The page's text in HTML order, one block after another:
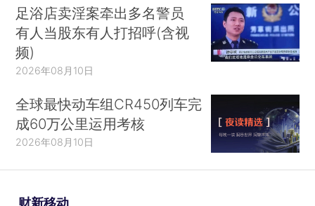
足浴店卖淫案牵出多名警员
有人当股东有人打招呼(含视
频)
2026年08月10日
全球最快动车组CR450列车完
成60万公里运用考核
2026年08月10日
财新移动